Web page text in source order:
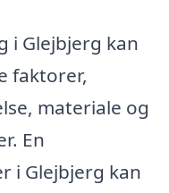
i Glejbjerg kan
faktorer,
materiale og
En
i Glejbjerg kan